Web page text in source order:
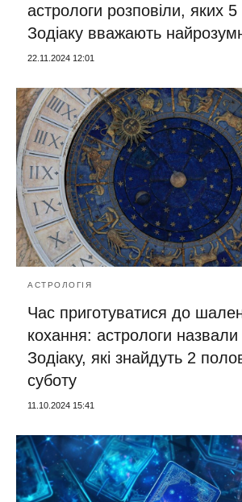
астрологи розповіли, яких 5
Зодіаку вважають
22.11.2024 12:01
АСТРОЛОГІЯ
Час приготуватися до
кохання: астрологи назвали
Зодіаку, які знайдуть 2
суботу
11.10.2024 15:41